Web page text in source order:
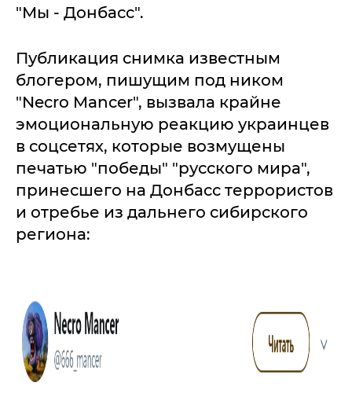
"Мы - Донбасс".
Публикация снимка известным
блогером, пишущим под ником
"Necro Mancer", вызвала крайне
эмоциональную реакцию украинцев
в соцсетях, которые возмущены
печатью "победы" "русского мира",
принесшего на Донбасс террористов
и отребье из дальнего сибирского
региона: